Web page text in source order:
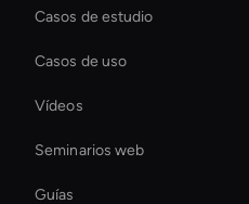
Casos de estudio
Casos de uso
Vídeos
Seminarios web
Guías